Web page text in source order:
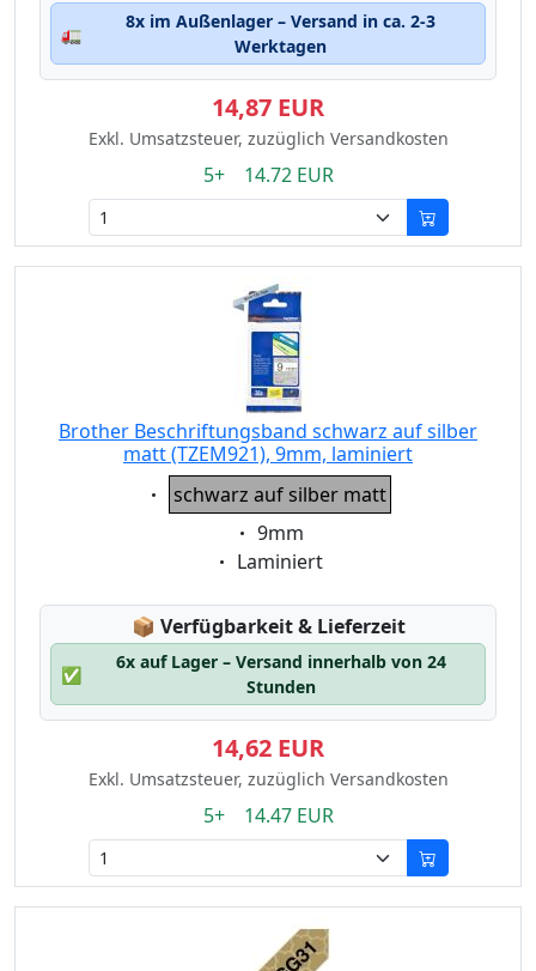
🚛
8x im Außenlager – Versand in ca. 2-3
Werktagen
14,87 EUR
Exkl. Umsatzsteuer, zuzüglich Versandkosten
5+ 14.72 EUR
Brother Beschriftungsband schwarz auf silber
matt (TZEM921), 9mm, laminiert
Eigenschaft:
schwarz auf silber matt
Eigenschaft:
9mm
Eigenschaft:
Laminiert
📦 Lagerstatus:
Verfügbarkeit & Lieferzeit
✅
6x auf Lager – Versand innerhalb von 24
Stunden
14,62 EUR
Exkl. Umsatzsteuer, zuzüglich Versandkosten
5+ 14.47 EUR